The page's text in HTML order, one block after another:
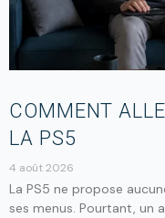
COMMENT
LA PS5
4 août 2026
La PS5 ne propose
ses menus. Pourtant, un